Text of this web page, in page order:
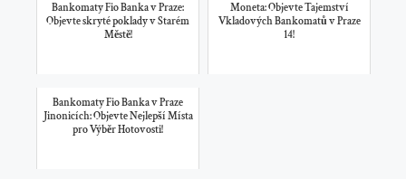
Bankomaty Fio Banka v Praze:
Objevte skryté poklady v Starém
Městě!
Moneta: Objevte Tajemství
Vkladových Bankomatů v Praze
14!
Bankomaty Fio Banka v Praze
Jinonicích: Objevte Nejlepší Místa
pro Výběr Hotovosti!